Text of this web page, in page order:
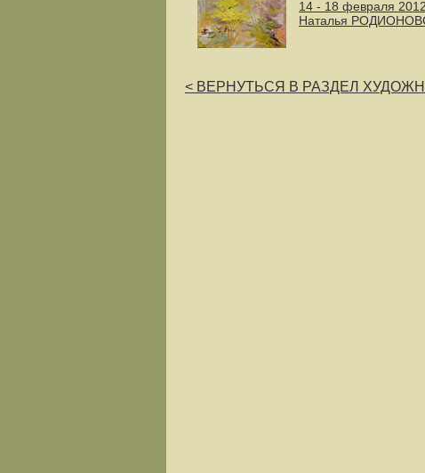
14 - 18 февраля
Наталья
< ВЕРНУТЬСЯ В РАЗДЕЛ